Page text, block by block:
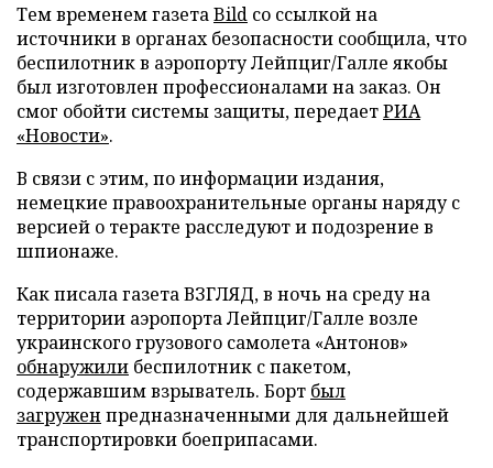
Тем временем газетаBild со ссылкой на
источники в органах безопасности сообщила, что
беспилотник в аэропорту Лейпциг/Галле якобы
был изготовлен профессионалами на заказ. Он
смог обойти системы защиты, передаетРИА
«Новости».
В связи с этим, по информации издания,
немецкие правоохранительные органы наряду с
версией о теракте расследуют и подозрение в
шпионаже.
Как писала газета ВЗГЛЯД, в ночь на среду на
территории аэропорта Лейпциг/Галле возле
украинского грузового самолета «Антонов»
обнаружили беспилотник с пакетом,
содержавшим взрыватель. Борт был
загружен предназначенными для дальнейшей
транспортировки боеприпасами.